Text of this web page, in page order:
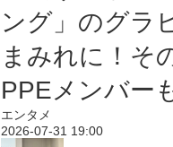
ング」のグラ
まみれに！そ
PPEメンバー
エンタメ
2026-07-31 19:00